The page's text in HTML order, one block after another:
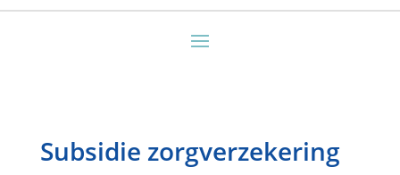
Subsidie zorgverzekering